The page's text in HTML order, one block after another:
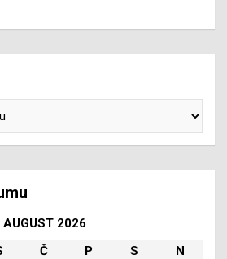
AUGUST 2026
Č P S
N